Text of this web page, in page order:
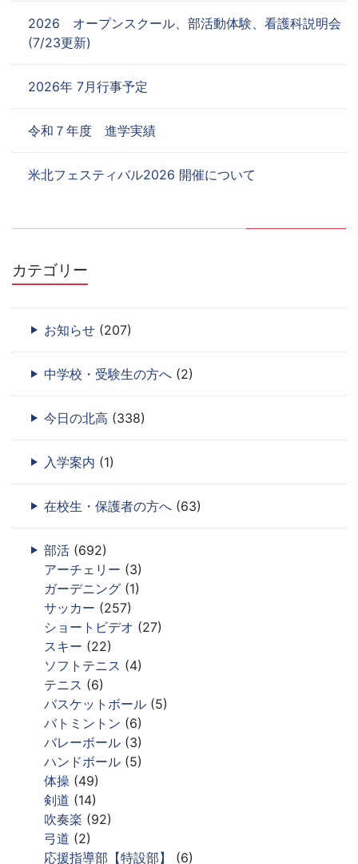
2026 オープンスクール、部活動体験、看護科説明会
(7/23更新)
2026年 7月行事予定
令和７年度 進学実績
米北フェスティバル2026 開催について
カテゴリー
お知らせ (207)
中学校・受験生の方へ (2)
今日の北高 (338)
入学案内 (1)
在校生・保護者の方へ (63)
部活 (692)
アーチェリー (3)
ガーデニング (1)
サッカー (257)
ショートビデオ (27)
スキー (22)
ソフトテニス (4)
テニス (6)
バスケットボール (5)
バトミントン (6)
バレーボール (3)
ハンドボール (5)
体操 (49)
剣道 (14)
吹奏楽 (92)
弓道 (2)
応援指導部【特設部】
(6)